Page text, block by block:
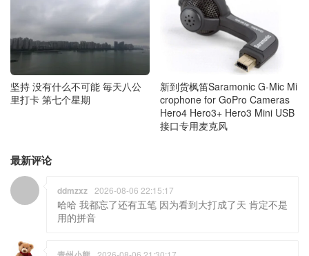
坚持 没有什么不可能 毎天八公
里打卡 第七个星期
新到货枫笛Saramonic G-Mic Mi
crophone for GoPro Cameras
Hero4 Hero3+ Hero3 Mini USB
接口专用麦克风
最新评论
ddmzxz 2026-08-06 22:15:17
哈哈 我都忘了还有五笔 因为看到大打成了天 肯定不是
用的拼音